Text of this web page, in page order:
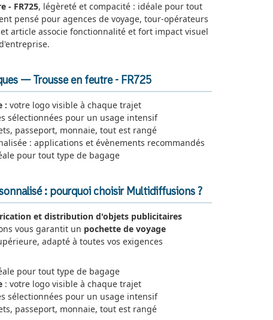
- FR725, légèreté et compacité : idéale pour tout
pensé pour agences de voyage, tour-opérateurs
article associe fonctionnalité et fort impact visuel
— Trousse en feutre - FR725
: votre logo visible à chaque trajet
sélectionnées pour un usage intensif
passeport, monnaie, tout est rangé
: applications et évènements recommandés
pour tout type de bagage
: pourquoi choisir Multidiffusions ?
et distribution d'objets publicitaires
vous garantit un pochette de voyage
adapté à toutes vos exigences
pour tout type de bagage
: votre logo visible à chaque trajet
sélectionnées pour un usage intensif
passeport, monnaie, tout est rangé